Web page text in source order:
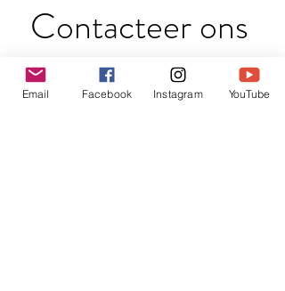
Contacteer ons
Voornaam *
Email Facebook Instagram YouTube